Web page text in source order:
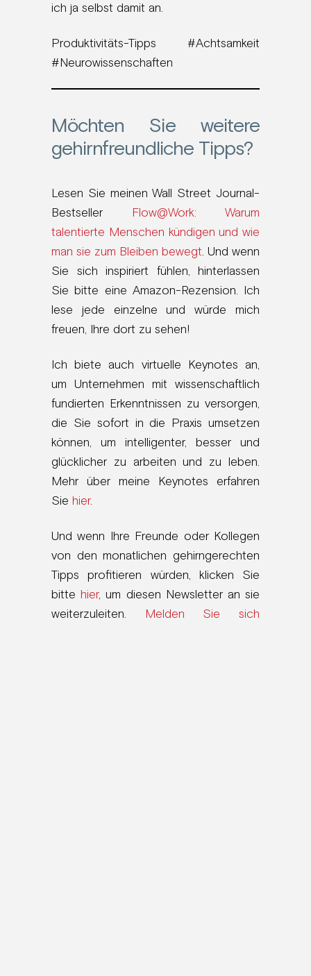
ich ja selbst damit an.
Produktivitäts-Tipps #Achtsamkeit
#Neurowissenschaften
Möchten Sie weitere
gehirnfreundliche Tipps?
Lesen Sie meinen Wall Street Journal-
Bestseller
Flow@Work:
Warum
talentierte Menschen kündigen und wie
man sie zum Bleiben bewegt . Und wenn
Sie sich inspiriert fühlen, hinterlassen
Sie bitte eine Amazon-Rezension. Ich
lese jede einzelne und würde mich
freuen, Ihre dort zu sehen!
Ich biete auch virtuelle Keynotes an,
um Unternehmen mit wissenschaftlich
fundierten Erkenntnissen zu versorgen,
die Sie sofort in die Praxis umsetzen
können, um intelligenter, besser und
glücklicher zu arbeiten und zu leben.
Mehr über meine Keynotes erfahren
Sie hier.
Und wenn Ihre Freunde oder Kollegen
von den monatlichen gehirngerechten
Tipps profitieren würden, klicken Sie
bitte hier, um diesen Newsletter an sie
weiterzuleiten.
Melden Sie sich